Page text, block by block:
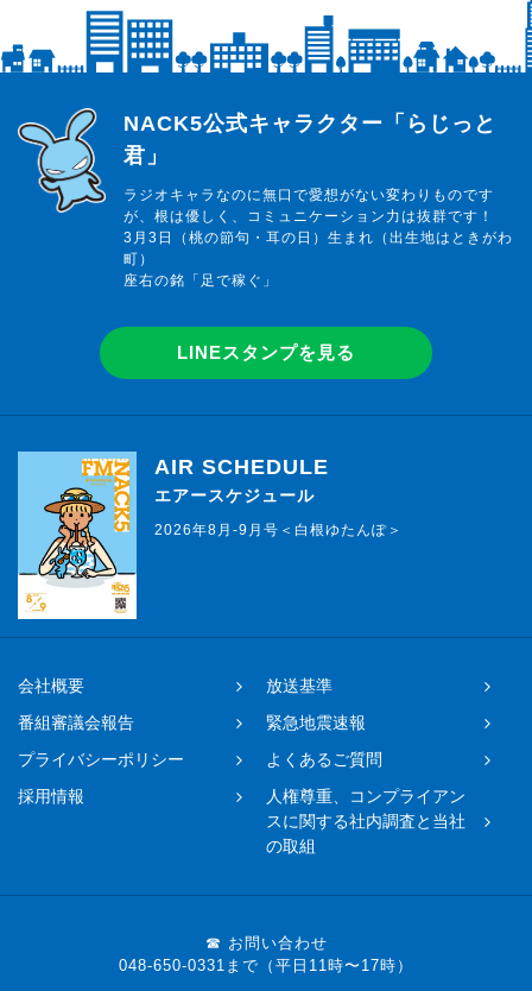
らじっと君
NACK5公式キャラクター「らじっと
君」
ラジオキャラなのに無口で愛想がない変わりものです
が、根は優しく、コミュニケーション力は抜群です！
3月3日（桃の節句・耳の日）生まれ（出生地はときがわ
町）
座右の銘「足で稼ぐ」
LINEスタンプを見る
AIR SCHEDULE
エアースケジュール
2026年8月-9月号＜白根ゆたんぽ＞
会社概要
放送基準
番組審議会報告
緊急地震速報
プライバシーポリシー
よくあるご質問
採用情報
人権尊重、コンプライアン
スに関する社内調査と当社
の取組
☎ お問い合わせ
048-650-0331まで（平日11時〜17時）